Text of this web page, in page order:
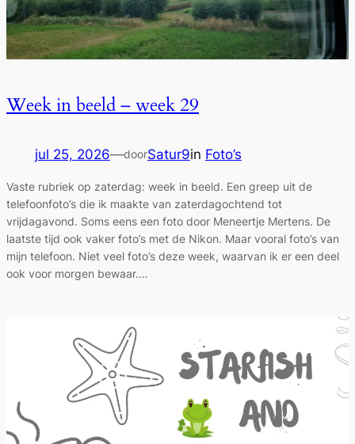
Week in beeld – week 29
jul 25, 2026—doorSatur9in Foto’s
Vaste rubriek op zaterdag: week in beeld. Een greep uit de
telefoonfoto’s die ik maakte van zaterdagochtend tot
vrijdagavond. Soms eens een foto door Meneertje Mertens. De
laatste tijd ook vaker foto’s met de Nikon. Maar vooral foto’s van
mijn telefoon. Niet veel foto’s deze week, waarvan ik er een deel
ook voor morgen bewaar.…